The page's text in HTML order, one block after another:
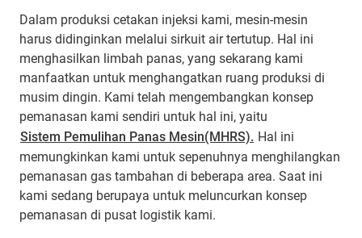
Dalam produksi cetakan injeksi kami, mesin-mesin
harus didinginkan melalui sirkuit air tertutup. Hal ini
menghasilkan limbah panas, yang sekarang kami
manfaatkan untuk menghangatkan ruang produksi di
musim dingin. Kami telah mengembangkan konsep
pemanasan kami sendiri untuk hal ini, yaitu
Sistem Pemulihan Panas Mesin(MHRS). Hal ini
memungkinkan kami untuk sepenuhnya menghilangkan
pemanasan gas tambahan di beberapa area. Saat ini
kami sedang berupaya untuk meluncurkan konsep
pemanasan di pusat logistik kami.